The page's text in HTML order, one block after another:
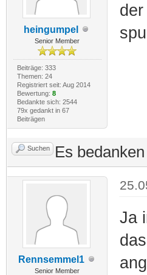
heingumpel
Senior Member
Beiträge: 333
Themen: 24
Registriert seit: Aug 2014
Bewertung: 8
Bedankte sich: 2544
79x gedankt in 67
Beiträgen
Suchen Es
Rennsemmel1
Senior Member
Ja